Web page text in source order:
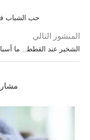
حب الشباب
المنشور التالي
الشخير عند القطط.. ما